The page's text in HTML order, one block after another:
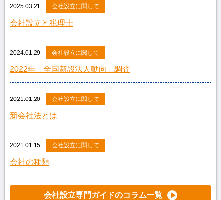
2025.03.21 会社設立に関して
会社設立と税理士
2024.01.29 会社設立に関して
2022年「全国新設法人動向」調査
2021.01.20 会社設立に関して
新会社法とは
2021.01.15 会社設立に関して
会社の種類
会社設立専門ガイドのコラム一覧